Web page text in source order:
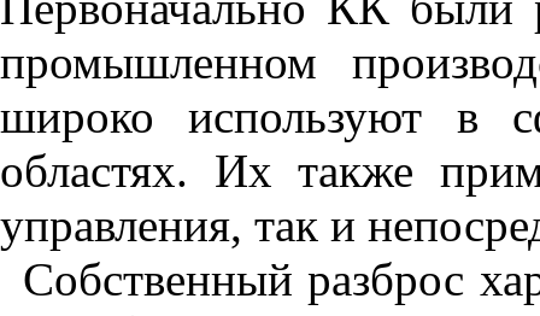
промышленном
широко используют в
областях. Их также
управления, так и
Собственный разброс